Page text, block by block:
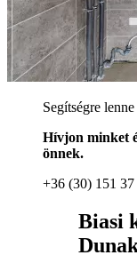
Segítségre
Hívjon minket
önnek.
+36 (30) 151 37
Biasi